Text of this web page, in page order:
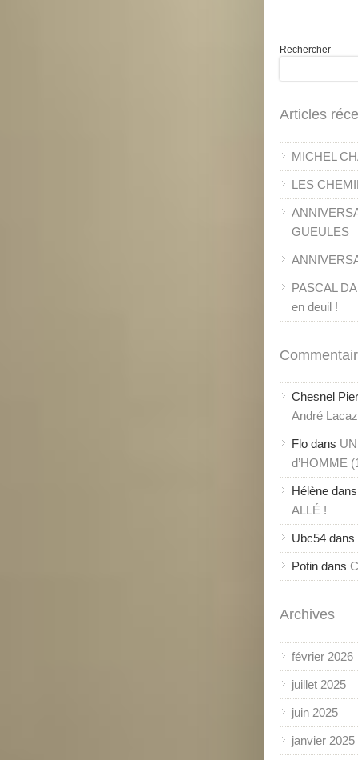
Rechercher
Articles
MICHEL
LES
GUEULES
PASCAL
en deuil !
Chesnel
André
Flo dans
d’HOMME
Hélène
ALLÉ !
Ubc54 dans
Potin dans
Archives
février 2026
juillet 2025
juin 2025
janvier 2025